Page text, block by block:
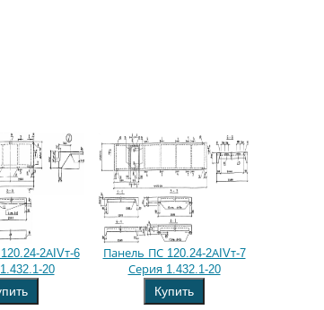
2АIVт-6
20
Панель ПС 120.24-2АIVт-7
Серия 1.432.1-20
Купить